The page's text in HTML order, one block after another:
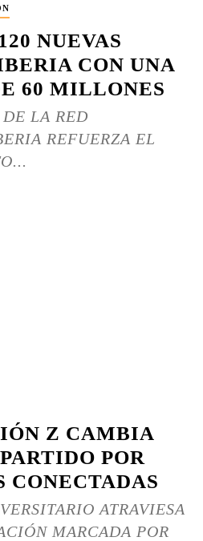
NUEVAS
CON UNA
60 MILLONES
LA RED
REFUERZA EL
Z CAMBIA
POR
CONECTADAS
ATRAVIESA
MARCADA POR